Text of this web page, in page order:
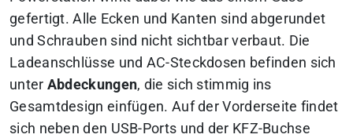
gefertigt. Alle Ecken und Kanten sind abgerundet
und Schrauben sind nicht sichtbar verbaut. Die
Ladeanschlüsse und AC-Steckdosen befinden sich
unter Abdeckungen, die sich stimmig ins
Gesamtdesign einfügen. Auf der Vorderseite findet
sich neben den USB-Ports und der KFZ-Buchse